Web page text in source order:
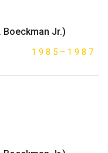
Jr.)
1 9 8 5 – 1 9 8 7